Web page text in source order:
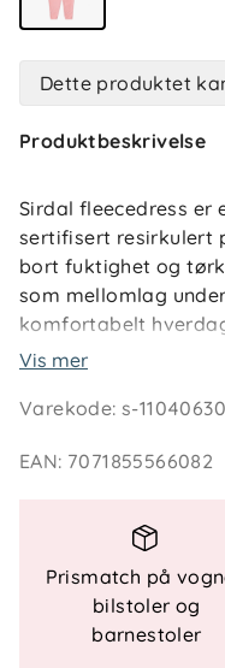
Dette produktet
Produktbeskrivelse
Sirdal fleecedress er
sertifisert resirkulert
bort fuktighet og
som mellomlag
komfortabelt
håndledd og ankler,
Egenskaper og
Miljøtips: Luft
for å redusere
levetiden
Vis mer
Varekode:s-
EAN: 7071855566082
Prismatch på
bilstoler og
barnestoler